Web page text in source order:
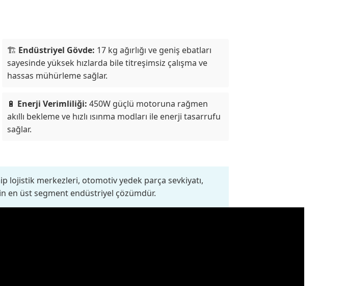
🏗️ Endüstriyel Gövde: 17 kg ağırlığı ve geniş ebatları
sayesinde yüksek hızlarda bile titreşimsiz çalışma ve
hassas mühürleme sağlar.
🔋 Enerji Verimliliği: 450W güçlü motoruna rağmen
akıllı bekleme ve hızlı ısınma modları ile enerji tasarrufu
sağlar.
lojistik merkezleri, otomotiv yedek parça sevkiyatı,
en üst segment endüstriyel çözümdür.